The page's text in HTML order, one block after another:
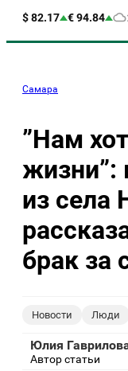
$ 82.17 € 94.84
Самара
”Нам
жизни”:
из села
брак за
Новости Люди
Юлия
Автор статьи